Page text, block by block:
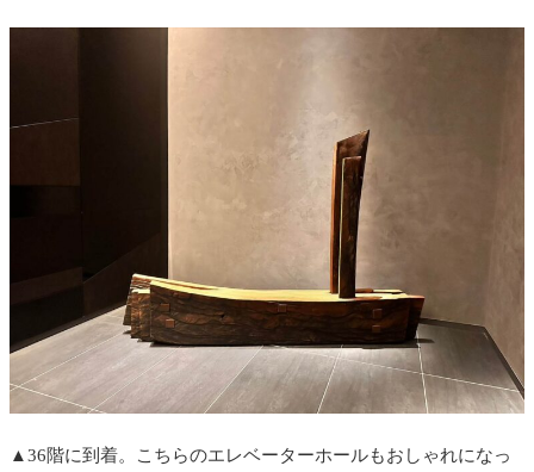
▲36階に到着。こちらのエレベーターホールもおしゃれになっ